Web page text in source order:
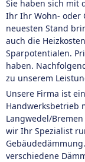
Sie haben sich mit
Ihr Ihr Wohn- oder
neuesten Stand
auch die
Sparpotentialen.
haben.
zu unserem
Unsere Firma ist
Handwerksbetrieb
Langwedel/
wir Ihr Spezialist
verschiedene